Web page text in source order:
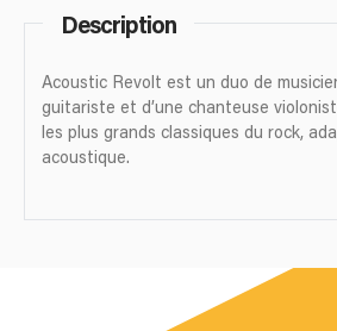
Description
Acoustic Revolt est un duo de
guitariste et d’une chanteuse
les plus grands classiques du rock,
acoustique.